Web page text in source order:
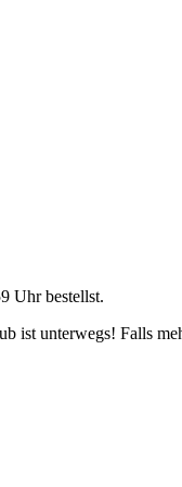
Uhrbestellst.
ist unterwegs! Falls